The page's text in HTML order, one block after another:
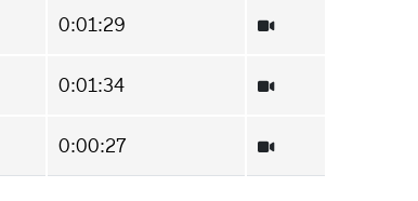
0:01:29
0:01:34
0:00:27